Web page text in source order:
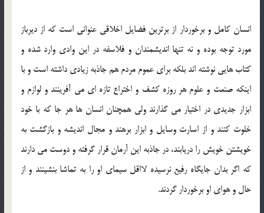
انسان کامل و برخوردار از برترین فضایل اخلاقی عنوانی است که از دیرباز
مورد توجه بوده و نه تنها اندیشمندان و فلاسفه در این وادی وارد شده و
کتاب هایی نوشته اند بلکه برای عموم مردم هم جاذبه زیادی داشته است و با
اینکه صنعت و علوم هر روزه کشف و اختراع تازه ای می آفرینند و لوازم و
ابزار جدیدی در اختیار می گذارند ولی همچنان انسان ها هر جا که با خود
خلوت کنند و از اسارت وسایل و ابزار برهند و مجال اندیشه و بازگشت به
خویشتن خویش را دریابند، در جاذبه این آرمان قرار گرفته و دوست می دارند
که اگر بدان جایگاه رفیع نرسیده لااقل سیمای او را به تماشا بنشینند و از
حال و هوای او برخوردار گردند.